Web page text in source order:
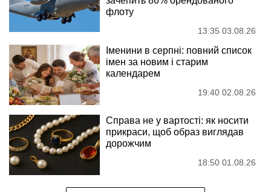
флоту
13:35 03.08.26
Іменини в серпні: повний список
імен за новим і старим
календарем
19:40 02.08.26
Справа не у вартості: як носити
прикраси, щоб образ виглядав
дорожчим
18:50 01.08.26